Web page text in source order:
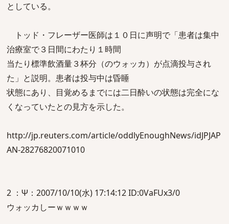
としている。
トッド・フレーザー医師は１０日に声明で「患者は集中
治療室で３日間にわたり１時間
当たり標準飲酒量３杯分（のウォッカ）が点滴投与され
た」と説明。患者は投与中は昏睡
状態にあり、目覚めるまでには二日酔いの状態は完全にな
くなっていたとの見方を示した。
http://jp.reuters.com/article/oddlyEnoughNews/idJPJAP
AN-28276820071010
2 ：Ψ：2007/10/10(水) 17:14:12 ID:0VaFUx3/0
ウォッカしーｗｗｗｗ